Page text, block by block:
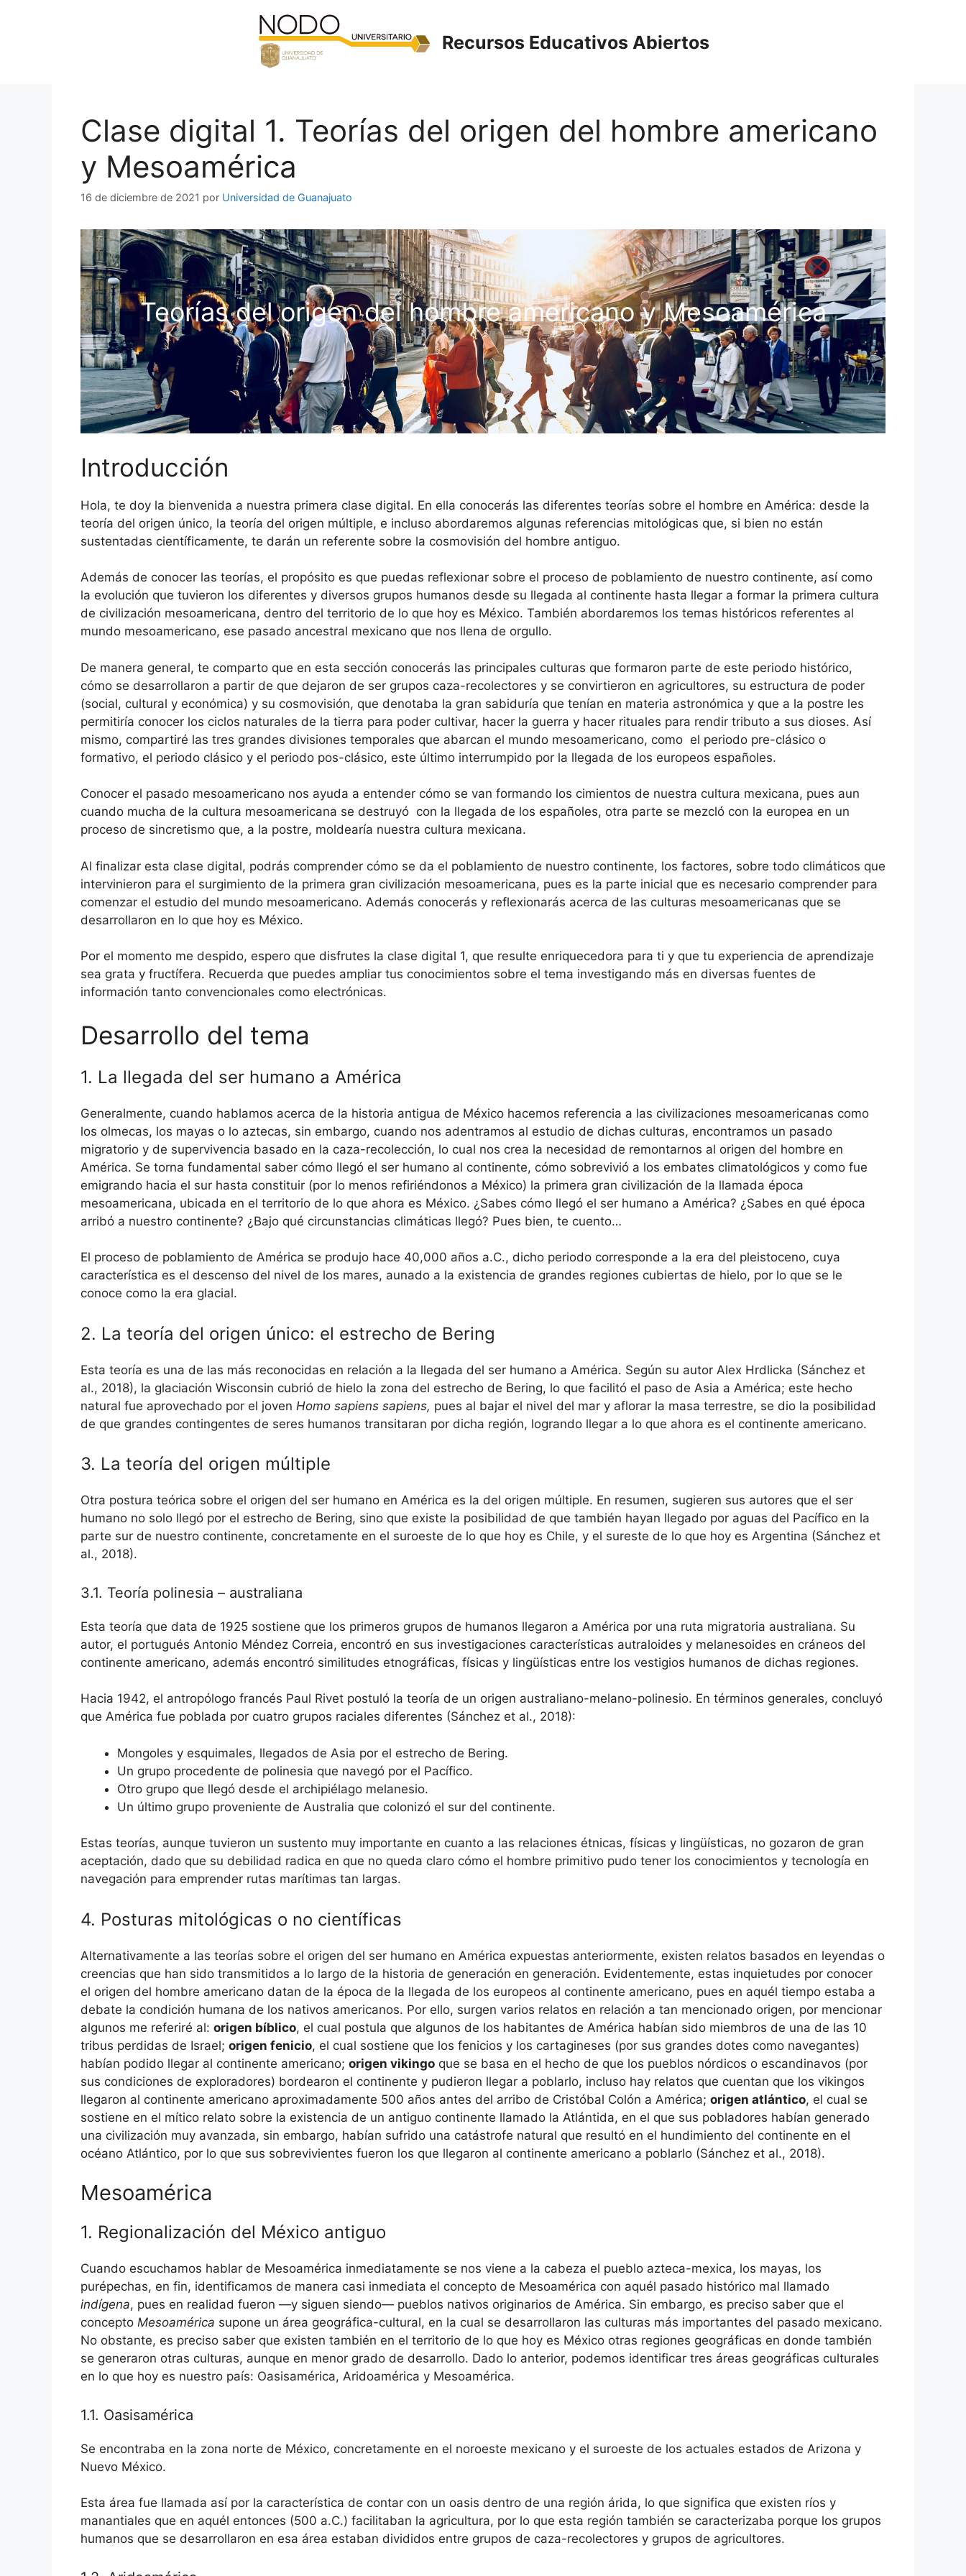
Recursos Educativos Abiertos
Clase digital 1. Teorías del origen del hombre americano
y Mesoamérica
16 de diciembre de 2021 por Universidad de Guanajuato
Teorías del origen del hombre americano y Mesoamérica
Introducción
Hola, te doy la bienvenida a nuestra primera clase digital. En ella conocerás las diferentes teorías sobre el hombre en América: desde la
teoría del origen único, la teoría del origen múltiple, e incluso abordaremos algunas referencias mitológicas que, si bien no están
sustentadas científicamente, te darán un referente sobre la cosmovisión del hombre antiguo.
Además de conocer las teorías, el propósito es que puedas reflexionar sobre el proceso de poblamiento de nuestro continente, así como
la evolución que tuvieron los diferentes y diversos grupos humanos desde su llegada al continente hasta llegar a formar la primera cultura
de civilización mesoamericana, dentro del territorio de lo que hoy es México. También abordaremos los temas históricos referentes al
mundo mesoamericano, ese pasado ancestral mexicano que nos llena de orgullo.
De manera general, te comparto que en esta sección conocerás las principales culturas que formaron parte de este periodo histórico,
cómo se desarrollaron a partir de que dejaron de ser grupos caza-recolectores y se convirtieron en agricultores, su estructura de poder
(social, cultural y económica) y su cosmovisión, que denotaba la gran sabiduría que tenían en materia astronómica y que a la postre les
permitiría conocer los ciclos naturales de la tierra para poder cultivar, hacer la guerra y hacer rituales para rendir tributo a sus dioses. Así
mismo, compartiré las tres grandes divisiones temporales que abarcan el mundo mesoamericano, como el periodo pre-clásico o
formativo, el periodo clásico y el periodo pos-clásico, este último interrumpido por la llegada de los europeos españoles.
Conocer el pasado mesoamericano nos ayuda a entender cómo se van formando los cimientos de nuestra cultura mexicana, pues aun
cuando mucha de la cultura mesoamericana se destruyó con la llegada de los españoles, otra parte se mezcló con la europea en un
proceso de sincretismo que, a la postre, moldearía nuestra cultura mexicana.
Al finalizar esta clase digital, podrás comprender cómo se da el poblamiento de nuestro continente, los factores, sobre todo climáticos que
intervinieron para el surgimiento de la primera gran civilización mesoamericana, pues es la parte inicial que es necesario comprender para
comenzar el estudio del mundo mesoamericano. Además conocerás y reflexionarás acerca de las culturas mesoamericanas que se
desarrollaron en lo que hoy es México.
Por el momento me despido, espero que disfrutes la clase digital 1, que resulte enriquecedora para ti y que tu experiencia de aprendizaje
sea grata y fructífera. Recuerda que puedes ampliar tus conocimientos sobre el tema investigando más en diversas fuentes de
información tanto convencionales como electrónicas.
Desarrollo del tema
1. La llegada del ser humano a América
Generalmente, cuando hablamos acerca de la historia antigua de México hacemos referencia a las civilizaciones mesoamericanas como
los olmecas, los mayas o lo aztecas, sin embargo, cuando nos adentramos al estudio de dichas culturas, encontramos un pasado
migratorio y de supervivencia basado en la caza-recolección, lo cual nos crea la necesidad de remontarnos al origen del hombre en
América. Se torna fundamental saber cómo llegó el ser humano al continente, cómo sobrevivió a los embates climatológicos y como fue
emigrando hacia el sur hasta constituir (por lo menos refiriéndonos a México) la primera gran civilización de la llamada época
mesoamericana, ubicada en el territorio de lo que ahora es México. ¿Sabes cómo llegó el ser humano a América? ¿Sabes en qué época
arribó a nuestro continente? ¿Bajo qué circunstancias climáticas llegó? Pues bien, te cuento…
El proceso de poblamiento de América se produjo hace 40,000 años a.C., dicho periodo corresponde a la era del pleistoceno, cuya
característica es el descenso del nivel de los mares, aunado a la existencia de grandes regiones cubiertas de hielo, por lo que se le
conoce como la era glacial.
2. La teoría del origen único: el estrecho de Bering
Esta teoría es una de las más reconocidas en relación a la llegada del ser humano a América. Según su autor Alex Hrdlicka (Sánchez et
al., 2018), la glaciación Wisconsin cubrió de hielo la zona del estrecho de Bering, lo que facilitó el paso de Asia a América; este hecho
natural fue aprovechado por el joven Homo sapiens sapiens, pues al bajar el nivel del mar y aflorar la masa terrestre, se dio la posibilidad
de que grandes contingentes de seres humanos transitaran por dicha región, logrando llegar a lo que ahora es el continente americano.
3. La teoría del origen múltiple
Otra postura teórica sobre el origen del ser humano en América es la del origen múltiple. En resumen, sugieren sus autores que el ser
humano no solo llegó por el estrecho de Bering, sino que existe la posibilidad de que también hayan llegado por aguas del Pacífico en la
parte sur de nuestro continente, concretamente en el suroeste de lo que hoy es Chile, y el sureste de lo que hoy es Argentina (Sánchez et
al., 2018).
3.1. Teoría polinesia – australiana
Esta teoría que data de 1925 sostiene que los primeros grupos de humanos llegaron a América por una ruta migratoria australiana. Su
autor, el portugués Antonio Méndez Correia, encontró en sus investigaciones características autraloides y melanesoides en cráneos del
continente americano, además encontró similitudes etnográficas, físicas y lingüísticas entre los vestigios humanos de dichas regiones.
Hacia 1942, el antropólogo francés Paul Rivet postuló la teoría de un origen australiano-melano-polinesio. En términos generales, concluyó
que América fue poblada por cuatro grupos raciales diferentes (Sánchez et al., 2018):
Mongoles y esquimales, llegados de Asia por el estrecho de Bering.
Un grupo procedente de polinesia que navegó por el Pacífico.
Otro grupo que llegó desde el archipiélago melanesio.
Un último grupo proveniente de Australia que colonizó el sur del continente.
Estas teorías, aunque tuvieron un sustento muy importante en cuanto a las relaciones étnicas, físicas y lingüísticas, no gozaron de gran
aceptación, dado que su debilidad radica en que no queda claro cómo el hombre primitivo pudo tener los conocimientos y tecnología en
navegación para emprender rutas marítimas tan largas.
4. Posturas mitológicas o no científicas
Alternativamente a las teorías sobre el origen del ser humano en América expuestas anteriormente, existen relatos basados en leyendas o
creencias que han sido transmitidos a lo largo de la historia de generación en generación. Evidentemente, estas inquietudes por conocer
el origen del hombre americano datan de la época de la llegada de los europeos al continente americano, pues en aquél tiempo estaba a
debate la condición humana de los nativos americanos. Por ello, surgen varios relatos en relación a tan mencionado origen, por mencionar
algunos me referiré al: origen bíblico, el cual postula que algunos de los habitantes de América habían sido miembros de una de las 10
tribus perdidas de Israel; origen fenicio, el cual sostiene que los fenicios y los cartagineses (por sus grandes dotes como navegantes)
habían podido llegar al continente americano; origen vikingo que se basa en el hecho de que los pueblos nórdicos o escandinavos (por
sus condiciones de exploradores) bordearon el continente y pudieron llegar a poblarlo, incluso hay relatos que cuentan que los vikingos
llegaron al continente americano aproximadamente 500 años antes del arribo de Cristóbal Colón a América; origen atlántico, el cual se
sostiene en el mítico relato sobre la existencia de un antiguo continente llamado la Atlántida, en el que sus pobladores habían generado
una civilización muy avanzada, sin embargo, habían sufrido una catástrofe natural que resultó en el hundimiento del continente en el
océano Atlántico, por lo que sus sobrevivientes fueron los que llegaron al continente americano a poblarlo (Sánchez et al., 2018).
Mesoamérica
1. Regionalización del México antiguo
Cuando escuchamos hablar de Mesoamérica inmediatamente se nos viene a la cabeza el pueblo azteca-mexica, los mayas, los
purépechas, en fin, identificamos de manera casi inmediata el concepto de Mesoamérica con aquél pasado histórico mal llamado
indígena, pues en realidad fueron —y siguen siendo— pueblos nativos originarios de América. Sin embargo, es preciso saber que el
concepto Mesoamérica supone un área geográfica-cultural, en la cual se desarrollaron las culturas más importantes del pasado mexicano.
No obstante, es preciso saber que existen también en el territorio de lo que hoy es México otras regiones geográficas en donde también
se generaron otras culturas, aunque en menor grado de desarrollo. Dado lo anterior, podemos identificar tres áreas geográficas culturales
en lo que hoy es nuestro país: Oasisamérica, Aridoamérica y Mesoamérica.
1.1. Oasisamérica
Se encontraba en la zona norte de México, concretamente en el noroeste mexicano y el suroeste de los actuales estados de Arizona y
Nuevo México.
Esta área fue llamada así por la característica de contar con un oasis dentro de una región árida, lo que significa que existen ríos y
manantiales que en aquél entonces (500 a.C.) facilitaban la agricultura, por lo que esta región también se caracterizaba porque los grupos
humanos que se desarrollaron en esa área estaban divididos entre grupos de caza-recolectores y grupos de agricultores.